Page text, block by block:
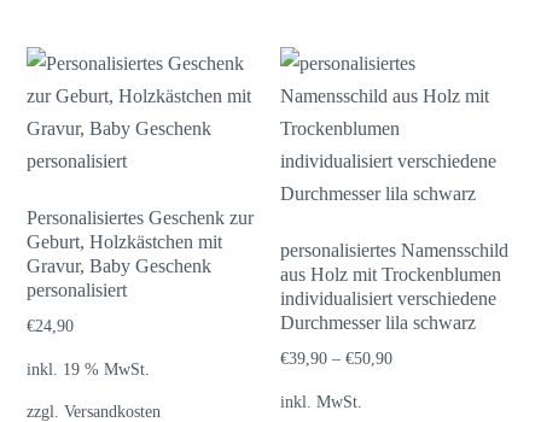
auf
der
Produktseite
auf
der
Produktseite
Personalisiertes Geschenk zur
Geburt, Holzkästchen mit
Gravur, Baby Geschenk
personalisiert
€24,90
inkl. 19 % MwSt.
zzgl.Versandkosten
personalisiertes Namensschild
aus Holz mit Trockenblumen
individualisiert verschiedene
Durchmesser lila schwarz
€39,90 –€50,90
inkl. MwSt.